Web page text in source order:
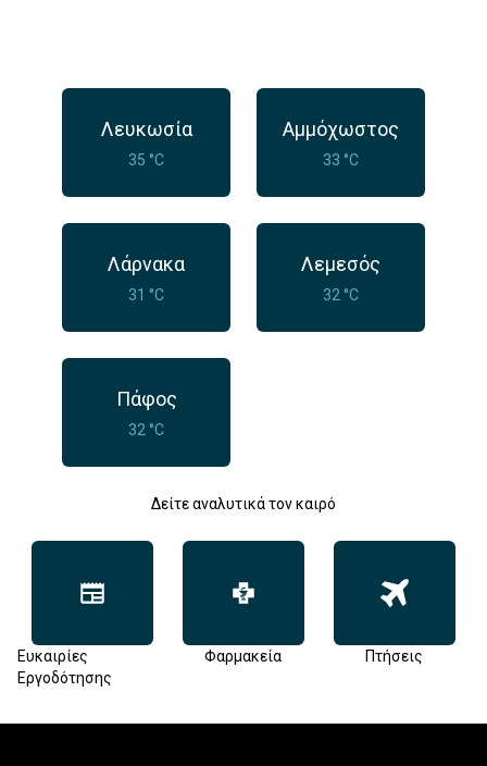
Λευκωσία
35 °C
Αμμόχωστος
33 °C
Λάρνακα
31 °C
Λεμεσός
32 °C
Πάφος
32 °C
Δείτε αναλυτικά τον καιρό
Ευκαιρίες
Εργοδότησης
Φαρμακεία Πτήσεις